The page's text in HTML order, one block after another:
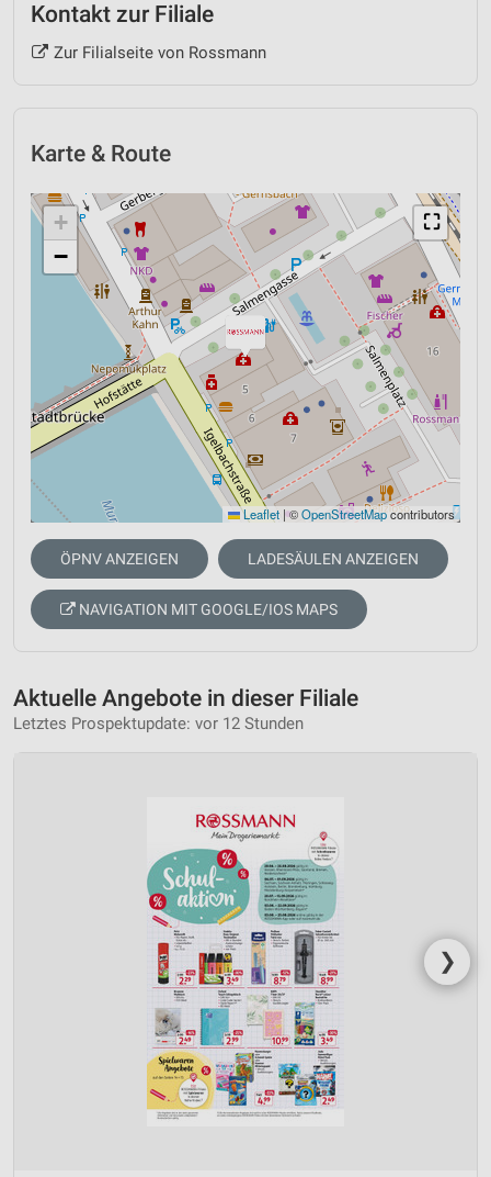
Kontakt zur Filiale
Zur Filialseite von Rossmann
Karte & Route
⛶
+
−
Leaflet |©OpenStreetMapcontributors
ÖPNV ANZEIGEN LADESÄULEN ANZEIGEN
NAVIGATION MIT GOOGLE/IOS MAPS
Aktuelle Angebote in dieser Filiale
Letztes Prospektupdate: vor 12 Stunden
❯